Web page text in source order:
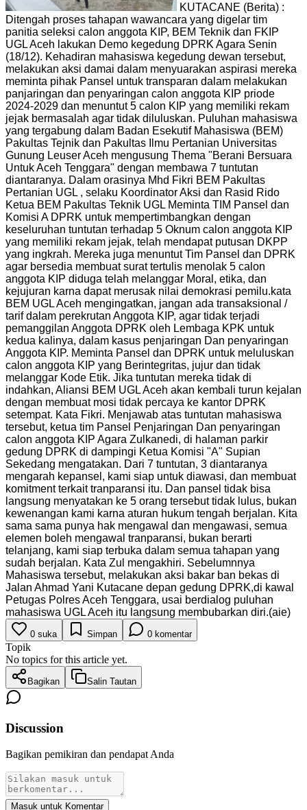
KUTACANE (Berita) :
Ditengah proses tahapan wawancara yang digelar tim
panitia seleksi calon anggota KIP, BEM Teknik dan FKIP
UGL Aceh lakukan Demo kegedung DPRK Agara Senin
(18/12). Kehadiran mahasiswa kegedung dewan tersebut,
melakukan aksi damai dalam menyuarakan aspirasi mereka
meminta pihak Pansel untuk transparan dalam melakukan
panjaringan dan penyaringan calon anggota KIP priode
2024-2029 dan menuntut 5 calon KIP yang memiliki rekam
jejak bermasalah agar tidak diluluskan. Puluhan mahasiswa
yang tergabung dalam Badan Esekutif Mahasiswa (BEM)
Pakultas Tejnik dan Pakultas Ilmu Pertanian Universitas
Gunung Leuser Aceh mengusung Thema "Berani Bersuara
Untuk Aceh Tenggara" dengan membawa 7 tuntutan
diantaranya. Dalam orasinya Mhd Fikri BEM Pakultas
Pertanian UGL , selaku Koordinator Aksi dan Rasid Rido
Ketua BEM Pakultas Teknik UGL Meminta TIM Pansel dan
Komisi A DPRK untuk mempertimbangkan dengan
keseluruhan tuntutan terhadap 5 Oknum calon anggota KIP
yang memiliki rekam jejak, telah mendapat putusan DKPP
yang ingkrah. Mereka juga menuntut Tim Pansel dan DPRK
agar bersedia membuat surat tertulis menolak 5 calon
anggota KIP diduga telah melanggar Moral, etika, dan
kejujuran karna dapat merusak nilai demokrasi pemilu.kata
BEM UGL Aceh mengingatkan, jangan ada transaksional /
tarif dalam perekrutan Anggota KIP, agar tidak terjadi
pemanggilan Anggota DPRK oleh Lembaga KPK untuk
kedua kalinya, dalam kasus penjaringan Dan penyaringan
Anggota KIP. Meminta Pansel dan DPRK untuk meluluskan
calon anggota KIP yang Berintegritas, jujur dan tidak
melanggar Kode Etik. Jika tuntutan mereka tidak di
indahkan, Aliansi BEM UGL Aceh akan kembali turun kejalan
dengan membuat mosi tidak percaya ke kantor DPRK
setempat. Kata Fikri. Menjawab atas tuntutan mahasiswa
tersebut, ketua tim Pansel Penjaringan Dan penyaringan
calon anggota KIP Agara Zulkanedi, di halaman parkir
gedung DPRK di dampingi Ketua Komisi "A" Supian
Sekedang mengatakan. Dari 7 tuntutan, 3 diantaranya
mengarah kepansel, kami siap untuk diawasi, dan membuat
komitment terkait tranparansi itu. Dan pansel tidak bisa
langsung menyatakan ke 5 orang tersebut tidak lulus, bukan
kewenangan kami karna aturan hukum tengah berjalan. Kita
sama sama punya hak mengawal dan mengawasi, semua
elemen boleh mengawal tranparansi, bukan berarti
telanjang, kami siap terbuka dalam semua tahapan yang
sudah berjalan. Kata Zul mengakhiri. Sebelumnnya
Mahasiswa tersebut, melakukan aksi bakar ban bekas di
Jalan Ahmad Yani Kutacane depan gedung DPRK,di kawal
Petugas Polres Aceh Tenggara, usai berdialog puluhan
mahasiswa UGL Aceh itu langsung membubarkan diri.(aie)
0 suka Simpan 0 komentar
Topik
No topics for this article yet.
Bagikan Salin Tautan
Discussion
Bagikan pemikiran dan pendapat Anda
Masuk untuk Komentar